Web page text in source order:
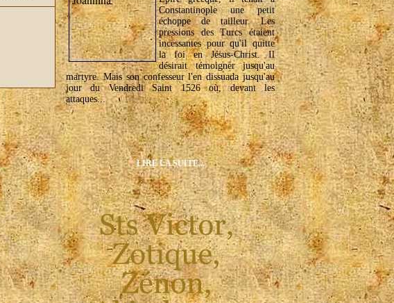
Constantinople une petit
échoppe de tailleur. Les
pressions des Turcs étaient
incessantes pour qu'il quitte
la foi en Jésus-Christ. Il
désirait témoigner jusqu'au
martyre. Mais son confesseur l'en dissuada jusqu'au
jour du Vendredi Saint 1526 où, devant les
attaques...
LIRE LA SUITE...